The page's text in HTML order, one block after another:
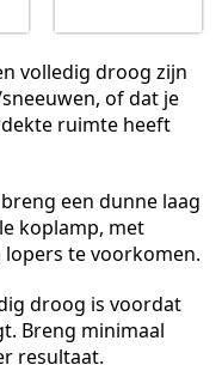
volledig droog zijn
of dat je
ruimte heeft
een dunne laag
koplamp, met
te voorkomen.
droog is voordat
Breng minimaal
resultaat.